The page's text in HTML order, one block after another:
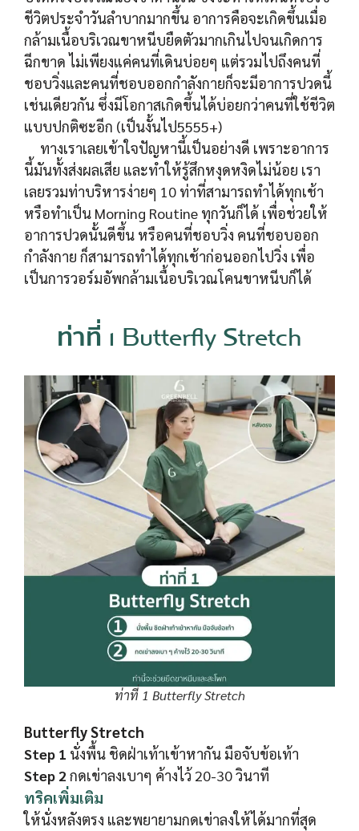
ชีวิตประจำวันลำบากมากขึ้น อาการคือจะเกิดขึ้นเมื่อ
กล้ามเนื้อบริเวณขาหนีบยืดตัวมากเกินไปจนเกิดการ
ฉีกขาด ไม่เพียงแค่คนที่เดินบ่อยๆ แต่รวมไปถึงคนที่
ชอบวิ่งและคนที่ชอบออกกำลังกายก็จะมีอาการปวดนี้
เช่นเดียวกัน ซึ่งมีโอกาสเกิดขึ้นได้บ่อยกว่าคนที่ใช้ชีวิต
แบบปกติซะอีก (เป็นงั้นไป5555+)
ทางเราเลยเข้าใจปัญหานี้เป็นอย่างดี เพราะอาการ
นี้มันทั้งส่งผลเสีย และทำให้รู้สึกหงุดหงิดไม่น้อย เรา
เลยรวมท่าบริหารง่ายๆ 10 ท่าที่สามารถทำได้ทุกเช้า
หรือทำเป็น Morning Routine ทุกวันก็ได้ เพื่อช่วยให้
อาการปวดนั้นดีขึ้น หรือคนที่ชอบวิ่ง คนที่ชอบออก
กำลังกาย ก็สามารถทำได้ทุกเช้าก่อนออกไปวิ่ง เพื่อ
เป็นการวอร์มอัพกล้ามเนื้อบริเวณโคนขาหนีบก็ได้
ท่าที่ 1 Butterfly Stretch
ท่าที่ 1 Butterfly Stretch
Butterfly Stretch
Step 1 นั่งพื้น ชิดฝ่าเท้าเข้าหากัน มือจับข้อเท้า
Step 2 กดเข่าลงเบาๆ ค้างไว้ 20-30 วินาที
ทริคเพิ่มเติม
ให้นั่งหลังตรง และพยายามกดเข่าลงให้ได้มากที่สุด